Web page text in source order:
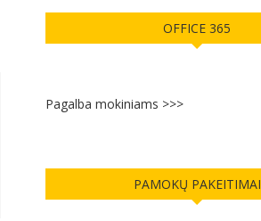
OFFICE 365
Pagalba mokiniams >>>
PAMOKŲ PAKEITIMAI